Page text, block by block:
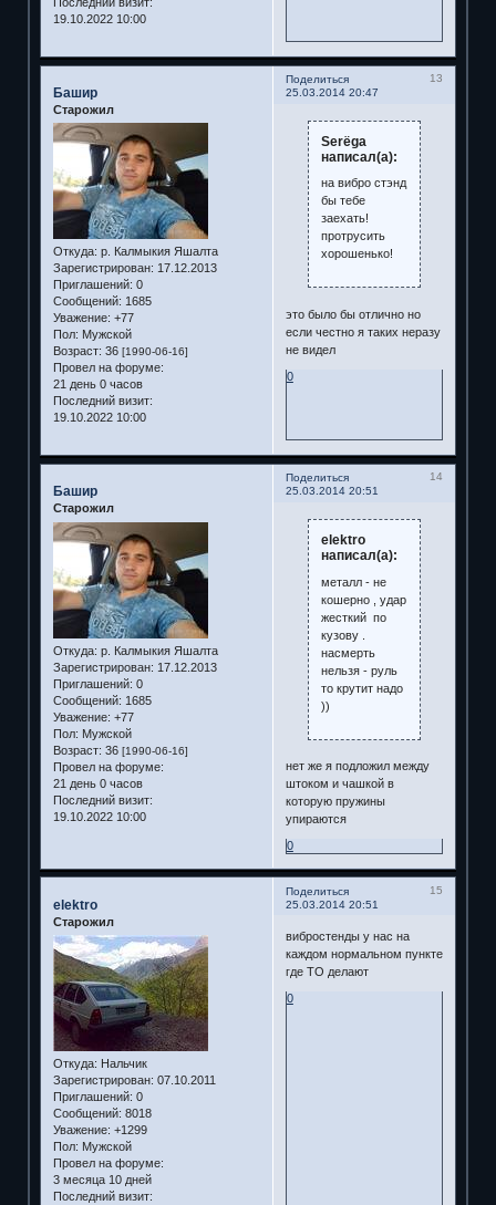
19.10.2022 10:00
Поделиться
13
25.03.2014 20:47
Башир
Старожил
Откуда: р. Калмыкия Яшалта
Зарегистрирован: 17.12.2013
Приглашений: 0
Сообщений: 1685
Уважение: +77
Пол: Мужской
Возраст: 36 [1990-06-16]
Провел на форуме:
21 день 0 часов
Последний визит:
19.10.2022 10:00
Serёga
написал(а):
на вибро стэнд
бы тебе
заехать!
протрусить
хорошенько!
это было бы отлично но
если честно я таких неразу
не видел
0
Поделиться
14
25.03.2014 20:51
Башир
Старожил
Откуда: р. Калмыкия Яшалта
Зарегистрирован: 17.12.2013
Приглашений: 0
Сообщений: 1685
Уважение: +77
Пол: Мужской
Возраст: 36 [1990-06-16]
Провел на форуме:
21 день 0 часов
Последний визит:
19.10.2022 10:00
elektro
написал(а):
металл - не
кошерно , удар
жесткий по
кузову .
насмерть
нельзя - руль
то крутит надо
))
нет же я подложил между
штоком и чашкой в
которую пружины
упираются
0
Поделиться
15
25.03.2014 20:51
elektro
Старожил
Откуда: Нальчик
Зарегистрирован: 07.10.2011
Приглашений: 0
Сообщений: 8018
Уважение: +1299
Пол: Мужской
Провел на форуме:
3 месяца 10 дней
Последний визит:
вибростенды у нас на
каждом нормальном пункте
где ТО делают
0